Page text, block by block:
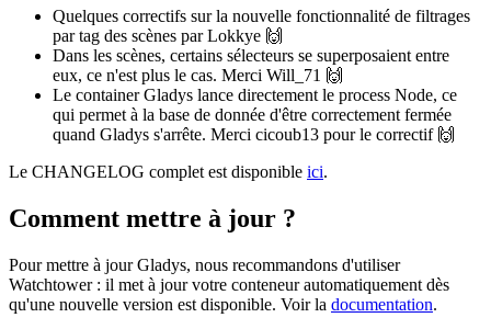
Quelques correctifs sur la nouvelle fonctionnalité de filtrages
par tag des scènes par Lokkye 🙌
Dans les scènes, certains sélecteurs se superposaient entre
eux, ce n'est plus le cas. Merci Will_71 🙌
Le container Gladys lance directement le process Node, ce
qui permet à la base de donnée d'être correctement fermée
quand Gladys s'arrête. Merci cicoub13 pour le correctif 🙌
Le CHANGELOG complet est disponible ici.
Comment mettre à jour ?
Pour mettre à jour Gladys, nous recommandons d'utiliser
Watchtower : il met à jour votre conteneur automatiquement dès
qu'une nouvelle version est disponible. Voir la documentation.